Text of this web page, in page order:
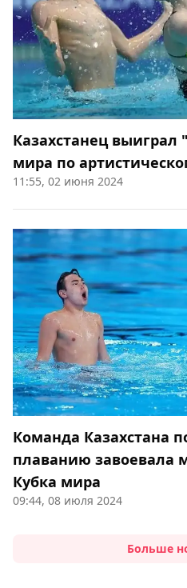
Казахстанец выиграл
мира по
11:55, 02 июня 2024
Команда Казахстана
плаванию завоевала
Кубка мира
09:44, 08 июля 2024
Больше